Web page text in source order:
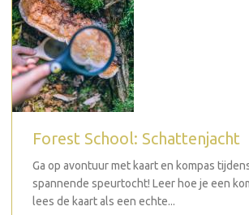
Forest School: Schattenjacht
Ga op avontuur met kaart en kompas
spannende speurtocht! Leer hoe je een
lees de kaart als een echte...